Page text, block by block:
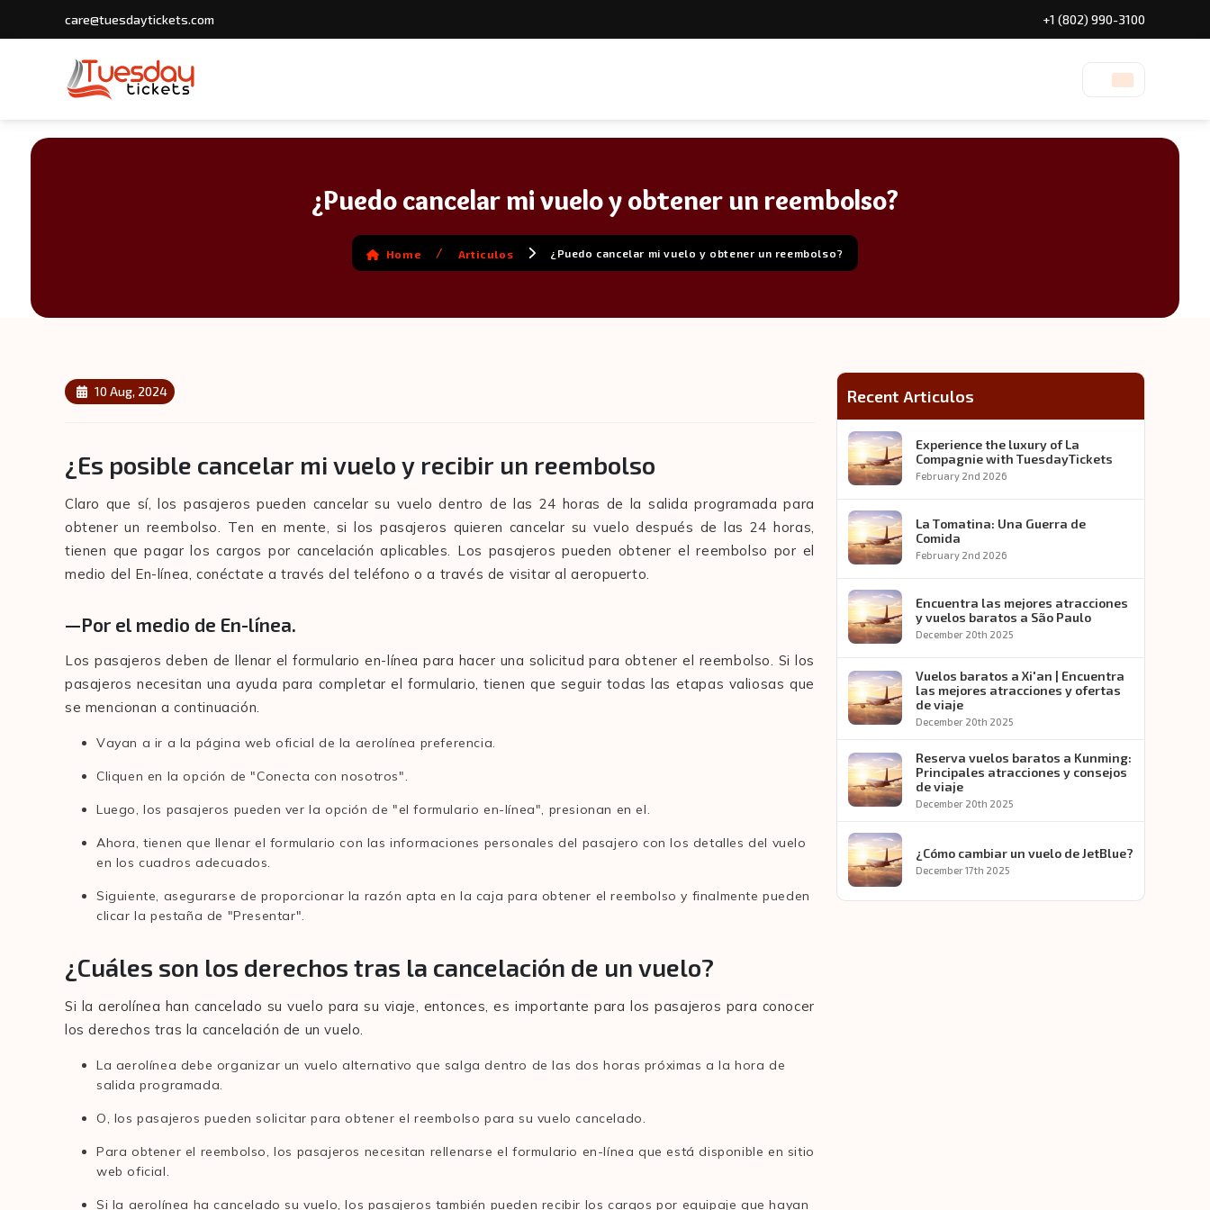
care@tuesdaytickets.com +1 (802) 990-3100
¿Puedo cancelar mi vuelo y obtener un reembolso?
Home / Articulos ¿Puedo cancelar mi vuelo y obtener un reembolso?
10 Aug, 2024
¿Es posible cancelar mi vuelo y recibir un reembolso
Claro que sí, los pasajeros pueden cancelar su vuelo dentro de las 24 horas de la salida programada para
obtener un reembolso. Ten en mente, si los pasajeros quieren cancelar su vuelo después de las 24 horas,
tienen que pagar los cargos por cancelación aplicables. Los pasajeros pueden obtener el reembolso por el
medio del En-línea, conéctate a través del teléfono o a través de visitar al aeropuerto.
—Por el medio de En-línea.
Los pasajeros deben de llenar el formulario en-línea para hacer una solicitud para obtener el reembolso. Si los
pasajeros necesitan una ayuda para completar el formulario, tienen que seguir todas las etapas valiosas que
se mencionan a continuación.
Vayan a ir a la página web oficial de la aerolínea preferencia.
Cliquen en la opción de "Conecta con nosotros".
Luego, los pasajeros pueden ver la opción de "el formulario en-línea", presionan en el.
Ahora, tienen que llenar el formulario con las informaciones personales del pasajero con los detalles del vuelo
en los cuadros adecuados.
Siguiente, asegurarse de proporcionar la razón apta en la caja para obtener el reembolso y finalmente pueden
clicar la pestaña de "Presentar".
¿Cuáles son los derechos tras la cancelación de un vuelo?
Si la aerolínea han cancelado su vuelo para su viaje, entonces, es importante para los pasajeros para conocer
los derechos tras la cancelación de un vuelo.
La aerolínea debe organizar un vuelo alternativo que salga dentro de las dos horas próximas a la hora de
salida programada.
O, los pasajeros pueden solicitar para obtener el reembolso para su vuelo cancelado.
Para obtener el reembolso, los pasajeros necesitan rellenarse el formulario en-línea que está disponible en sitio
web oficial.
Si la aerolínea ha cancelado su vuelo, los pasajeros también pueden recibir los cargos por equipaje que hayan
Recent Articulos
Experience the luxury of La
Compagnie with TuesdayTickets
February 2nd 2026
La Tomatina: Una Guerra de
Comida
February 2nd 2026
Encuentra las mejores atracciones
y vuelos baratos a São Paulo
December 20th 2025
Vuelos baratos a Xi'an | Encuentra
las mejores atracciones y ofertas
de viaje
December 20th 2025
Reserva vuelos baratos a Kunming:
Principales atracciones y consejos
de viaje
December 20th 2025
¿Cómo cambiar un vuelo de JetBlue?
December 17th 2025